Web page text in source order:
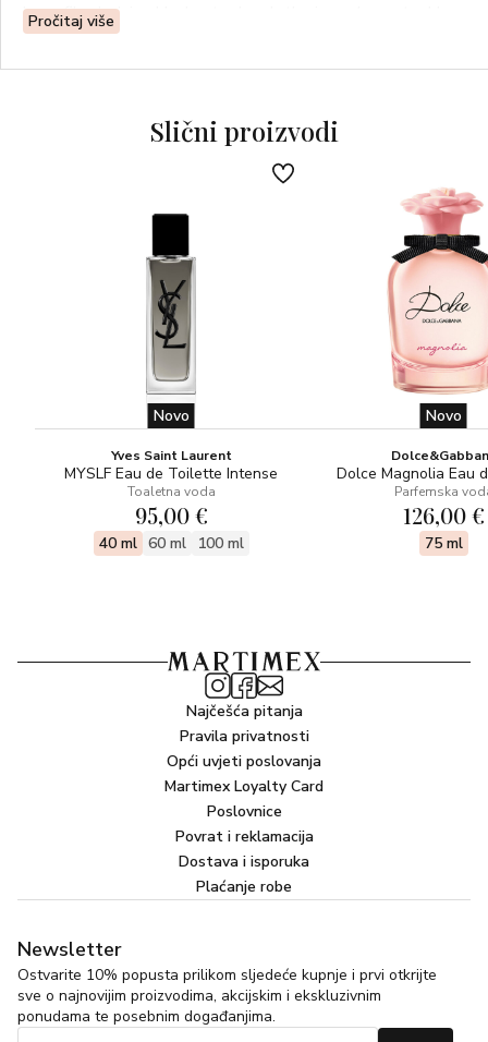
karanfila dodaje skladne tople, slatke i ugodne note. Uz
nju, poezija ruže Centifolia, s mednim nijansama, odiše
bojom i dubokim šarmom. Cijelu kompoziciju prožima čista
modernu lakoću mirisu, meku i blago voćnu, koja nas prati
U bazi Virginia cedrovina daje intenzitet i postojanost, dok
Pročitaj više
Slični proizvodi
Novo
Yves Saint Laurent
MYSLF Eau de Toilette Intense
Toaletna voda
95,00 €
40 ml 60 ml 100 ml
Novo
Dolce Magnolia Eau
Parfemska
126,00 €
75 ml
Najčešća pitanja
Pravila privatnosti
Opći uvjeti poslovanja
Martimex Loyalty Card
Poslovnice
Povrat i reklamacija
Dostava i isporuka
Plaćanje robe
Newsletter
Ostvarite 10% popusta prilikom sljedeće kupnje i prvi otkrijte
sve o najnovijim proizvodima, akcijskim i ekskluzivnim
ponudama te posebnim događanjima.